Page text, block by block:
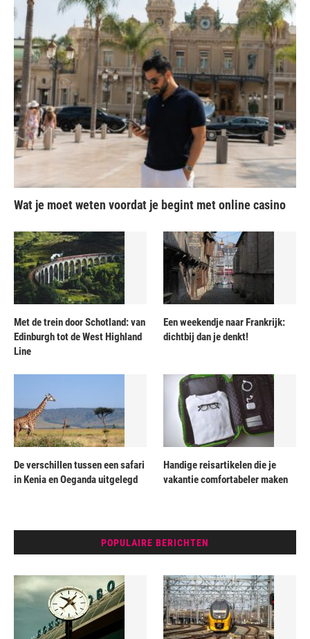
Wat je moet weten voordat je begint met online casino
Met de trein door Schotland: van
Edinburgh tot de West Highland
Line
Een weekendje naar Frankrijk:
dichtbij dan je denkt!
De verschillen tussen een safari
in Kenia en Oeganda uitgelegd
Handige reisartikelen die je
vakantie comfortabeler maken
POPULAIRE BERICHTEN